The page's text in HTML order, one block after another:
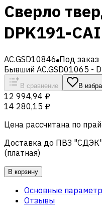
Сверло
DPK191-
AC.GSD10846 Под заказ
Бывший AC.GSD01065 -
В сравнение В
12 994,94 ₽
14 280,15 ₽
Цена рассчитана по
Доставка до ПВЗ
(платная)
В корзину
Основные
Отзывы